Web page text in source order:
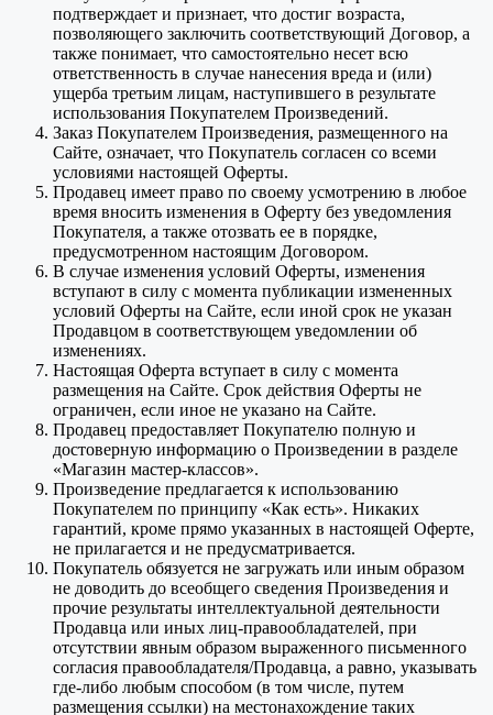
подтверждает и признает, что достиг возраста,
позволяющего заключить соответствующий Договор, а
также понимает, что самостоятельно несет всю
ответственность в случае нанесения вреда и (или)
ущерба третьим лицам, наступившего в результате
использования Покупателем Произведений.
Заказ Покупателем Произведения, размещенного на
Сайте, означает, что Покупатель согласен со всеми
условиями настоящей Оферты.
Продавец имеет право по своему усмотрению в любое
время вносить изменения в Оферту без уведомления
Покупателя, а также отозвать ее в порядке,
предусмотренном настоящим Договором.
В случае изменения условий Оферты, изменения
вступают в силу с момента публикации измененных
условий Оферты на Сайте, если иной срок не указан
Продавцом в соответствующем уведомлении об
изменениях.
Настоящая Оферта вступает в силу с момента
размещения на Сайте. Срок действия Оферты не
ограничен, если иное не указано на Сайте.
Продавец предоставляет Покупателю полную и
достоверную информацию о Произведении в разделе
«Магазин мастер-классов».
Произведение предлагается к использованию
Покупателем по принципу «Как есть». Никаких
гарантий, кроме прямо указанных в настоящей Оферте,
не прилагается и не предусматривается.
Покупатель обязуется не загружать или иным образом
не доводить до всеобщего сведения Произведения и
прочие результаты интеллектуальной деятельности
Продавца или иных лиц-правообладателей, при
отсутствии явным образом выраженного письменного
согласия правообладателя/Продавца, а равно, указывать
где-либо любым способом (в том числе, путем
размещения ссылки) на местонахождение таких